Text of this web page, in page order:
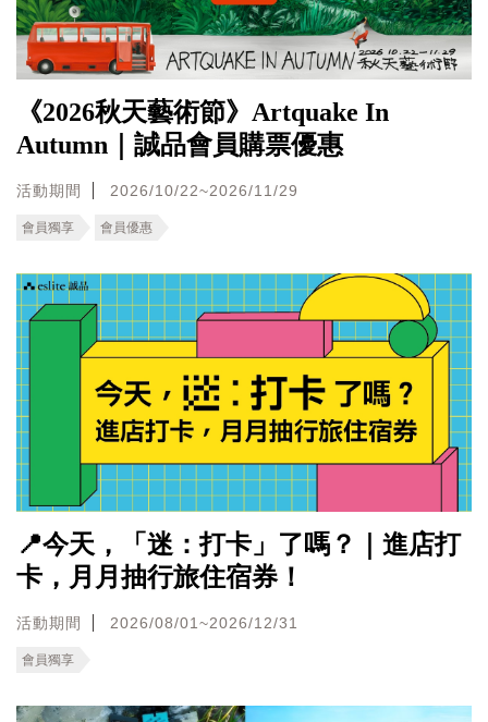
《2026秋天藝術節》Artquake In
Autumn｜誠品會員購票優惠
活動期間 2026/10/22~2026/11/29
會員獨享 會員優惠
📍今天，「迷：打卡」了嗎？｜進店打
卡，月月抽行旅住宿券！
活動期間 2026/08/01~2026/12/31
會員獨享